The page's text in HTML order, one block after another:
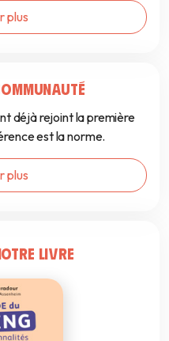
plus
déjà rejoint la première
est la norme.
plus
LIVRE